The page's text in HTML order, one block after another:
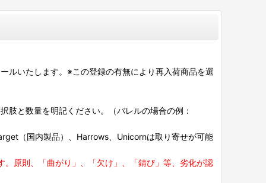
ルいたします。※この登録の有無により再入荷商品を選
肢と数量を明記ください。（バレルの場合の例：
（国内製品）、Harrows、Unicornは取り寄せが可能
原則、「曲がり」、「欠け」、「錆び」等、劣化が認